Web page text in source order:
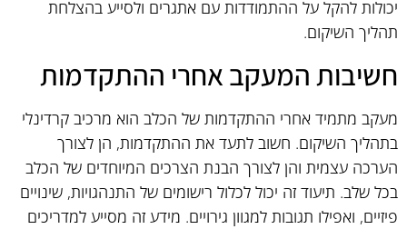
יכולות להקל על ההתמודדות עם אתגרים ולסייע בהצלחת
תהליך השיקום.
חשיבות המעקב אחרי ההתקדמות
מעקב מתמיד אחרי ההתקדמות של הכלב הוא מרכיב קרדינלי
בתהליך השיקום. חשוב לתעד את ההתקדמות, הן לצורך
הערכה עצמית והן לצורך הבנת הצרכים המיוחדים של הכלב
בכל שלב. תיעוד זה יכול לכלול רישומים של התנהגויות, שינויים
פיזיים, ואפילו תגובות למגוון גירויים. מידע זה מסייע למדריכים